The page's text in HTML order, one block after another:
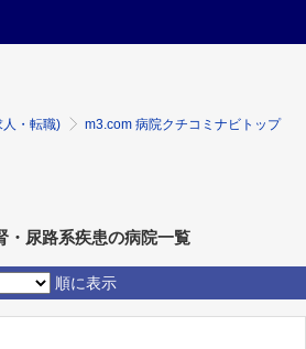
・転職)
m3.com 病院クチコミナビトップ
・尿路系疾患の病院一覧
順に表示